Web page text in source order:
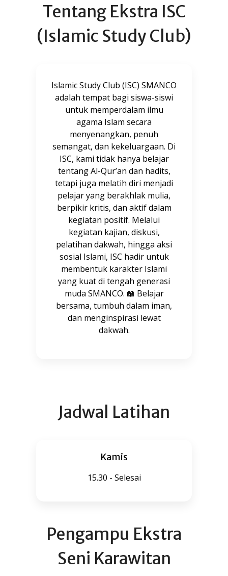
Tentang Ekstra ISC
(Islamic Study Club)
Islamic Study Club (ISC) SMANCO
adalah tempat bagi siswa-siswi
untuk memperdalam ilmu
agama Islam secara
menyenangkan, penuh
semangat, dan kekeluargaan. Di
ISC, kami tidak hanya belajar
tentang Al-Qur’an dan hadits,
tetapi juga melatih diri menjadi
pelajar yang berakhlak mulia,
berpikir kritis, dan aktif dalam
kegiatan positif. Melalui
kegiatan kajian, diskusi,
pelatihan dakwah, hingga aksi
sosial Islami, ISC hadir untuk
membentuk karakter Islami
yang kuat di tengah generasi
muda SMANCO. 📖 Belajar
bersama, tumbuh dalam iman,
dan menginspirasi lewat
dakwah.
Jadwal Latihan
Kamis
15.30 - Selesai
Pengampu Ekstra
Seni Karawitan